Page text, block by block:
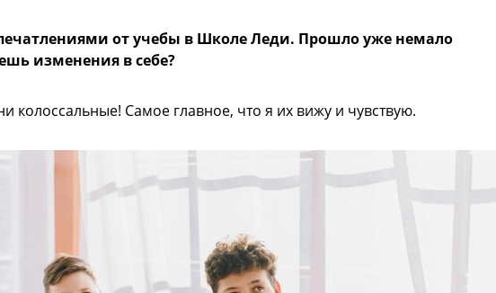
от учебы в Школе Леди. Прошло уже немало
изменения в себе?
колоссальные! Самое главное, что я их вижу и чувствую.